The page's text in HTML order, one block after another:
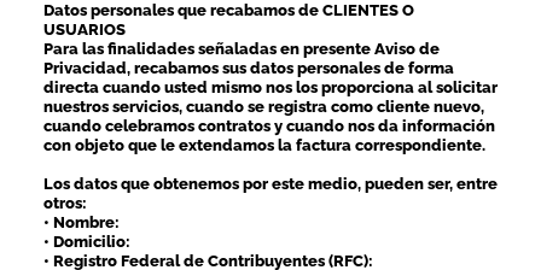
Datos personales que recabamos de CLIENTES O
USUARIOS
Para las finalidades señaladas en presente Aviso de
Privacidad, recabamos sus datos personales de forma
directa cuando usted mismo nos los proporciona al solicitar
nuestros servicios, cuando se registra como cliente nuevo,
cuando celebramos contratos y cuando nos da información
con objeto que le extendamos la factura correspondiente.
Los datos que obtenemos por este medio, pueden ser, entre
otros:
• Nombre:
• Domicilio:
• Registro Federal de Contribuyentes (RFC):